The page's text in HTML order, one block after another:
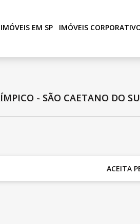
IMÓVEIS EM SP
IMÓVEIS
- SÃO CAETANO DO
ACEITA